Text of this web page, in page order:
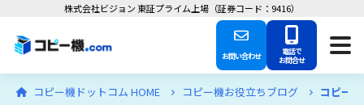
株式会社ビジョン 東証プライム上場（証券コード：9416）
お問い合わせ 電話で
お問合せ
コピー機ドットコム HOME コピー機お役立ちブログ コピー